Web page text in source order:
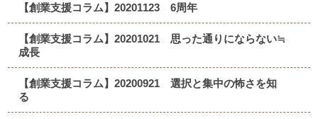
【創業支援コラム】20201123 6周年
【創業支援コラム】20201021 思った通りにならない≒
成長
【創業支援コラム】20200921 選択と集中の怖さを知
る